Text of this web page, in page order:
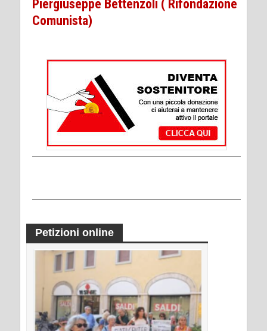
Piergiuseppe Bettenzoli ( Rifondazione
Comunista)
Petizioni online